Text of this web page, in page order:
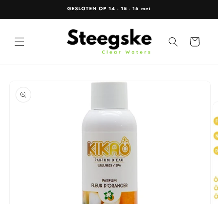
content
GESLOTEN OP 14 - 15 - 16 mei
Winkelwagen
direct naar